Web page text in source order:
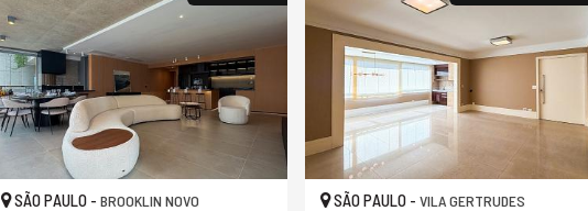
SÃO PAULO - BROOKLIN NOVO SÃO PAULO - VILA GERTRUDES